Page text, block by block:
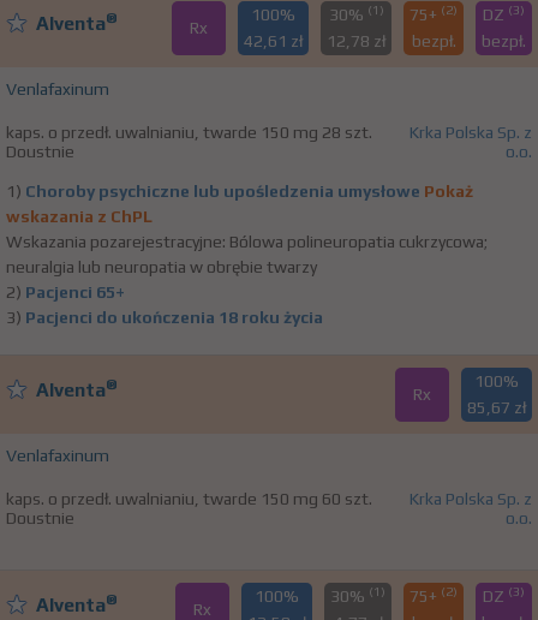
Alventa® Rx
100%
42,61 zł
30% (1)
12,78 zł
75+ (2)
bezpł.
DZ (3)
bezpł.
Venlafaxinum
kaps. o przedł. uwalnianiu, twarde 150 mg 28 szt.
Doustnie
Krka Polska Sp. z
o.o.
1) Choroby psychiczne lub upośledzenia umysłowe Pokaż
wskazania z ChPL
Wskazania pozarejestracyjne: Bólowa polineuropatia cukrzycowa;
neuralgia lub neuropatia w obrębie twarzy
2) Pacjenci 65+
3) Pacjenci do ukończenia 18 roku życia
Alventa® Rx
100%
85,67 zł
Venlafaxinum
kaps. o przedł. uwalnianiu, twarde 150 mg 60 szt.
Doustnie
Krka Polska Sp. z
o.o.
Alventa® Rx
100%
30% (1) 75+ (2) DZ (3)